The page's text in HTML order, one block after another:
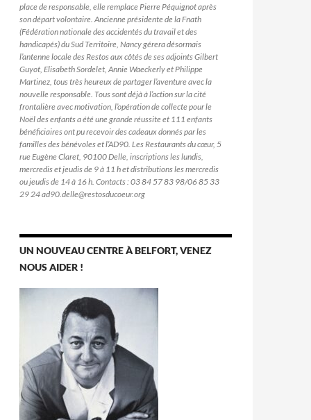
Delle et Giromagny : le jeudi de 14 h à 16 h à partir du
place de responsable, elle remplace Pierre Péquignot après
son départ volontaire. Ancienne présidente de la Fnath
(Fédération nationale des accidentés du travail et des
handicapés) du Sud Territoire, Nancy gérera désormais
l’antenne locale des Restos aux côtés de ses adjoints Gilbert
Guyot, Elisabeth Sordelet, Annie Waeckerly et Philippe
Martinez, tous très heureux de partager l’aventure avec la
nouvelle responsable. Tous sont déjà à l’action sur la cité
frontalière avec motivation, l’opération de collecte pour le
Noël des enfants a été une grande réussite et 111 enfants
bénéficiaires ont pu recevoir des cadeaux donnés par les
familles des bénévoles et l’AD90. Les Restaurants du cœur, 5
rue Eugène Claret, 90100 Delle, inscriptions les lundis,
mercredis et jeudis de 9 à 11 h et distributions les mercredis
ou jeudis de 14 à 16 h. Contacts : 03 84 57 83 98/06 85 33
29 24 ad90.delle@restosducoeur.org
UN NOUVEAU CENTRE À BELFORT, VENEZ
NOUS AIDER !